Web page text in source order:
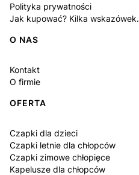
Polityka prywatności
Jak kupować? Kilka wskazówek.
O NAS
Kontakt
O firmie
OFERTA
Czapki dla dzieci
Czapki letnie dla chłopców
Czapki zimowe chłopięce
Kapelusze dla chłopców